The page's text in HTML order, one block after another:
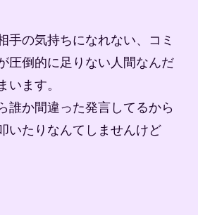
手の気持ちになれない、コミ
圧倒的に足りない人間なんだ
います。
誰か間違った発言してるから
いたりなんてしませんけど